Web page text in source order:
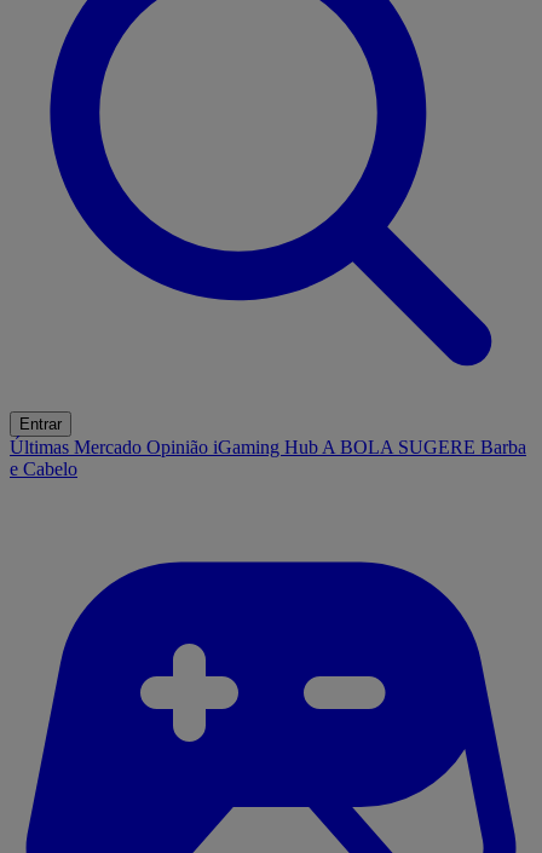
Entrar
Últimas Mercado Opinião iGaming Hub A BOLA SUGERE Barba
e Cabelo